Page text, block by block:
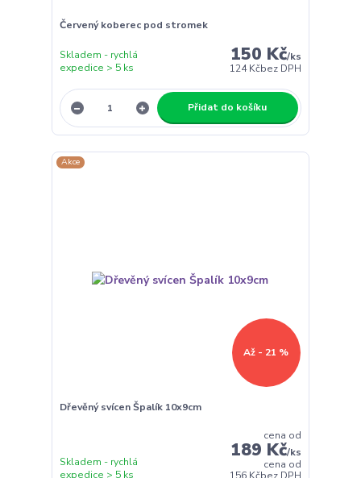
Červený koberec pod stromek
150 Kč/ks
124 Kčbez DPH
Skladem - rychlá
expedice > 5 ks
Přidat do košíku
Akce
Až - 21 %
Dřevěný svícen Špalík 10x9cm
cena od
189 Kč/ks
cena od
Skladem - rychlá
expedice > 5 ks